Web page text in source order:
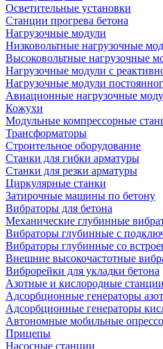
Осветительные установки
Станции прогрева бетона
Нагрузочные модули
Низковольтные нагрузочные
Высоковольтные нагрузочные
Нагрузочные модули с
Нагрузочные модули
Авиационные нагрузочные
Кожухи
Модульные компрессорные
Трансформаторы
Строительное оборудование
Станки для гибки арматуры
Станки для резки арматуры
Циркулярные станки
Затирочные машины по бетону
Вибраторы для бетона
Механические глубинные
Вибраторы глубинные с
Вибраторы глубинные со
Внешние высокочастотные
Виброрейки для укладки бетона
Азотные и кислородные станции
Адсорбционные генераторы
Адсорбционные генераторы
Автономные мобильные
Прицепы
Насосные станции